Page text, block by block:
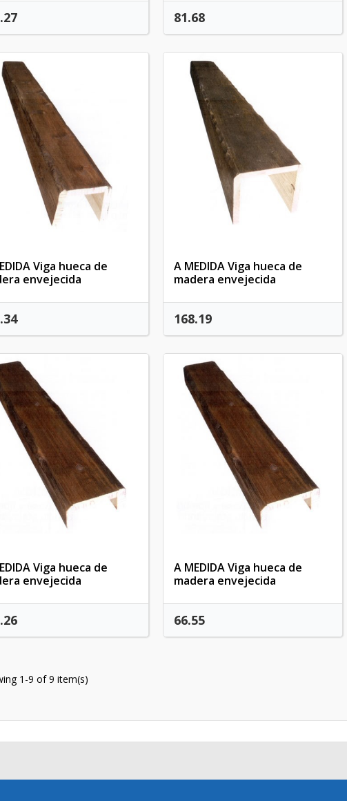
81.68
Viga hueca de
envejecida
A MEDIDA Viga hueca de
madera envejecida
168.19
Viga hueca de
envejecida
A MEDIDA Viga hueca de
madera envejecida
66.55
1-9 of 9 item(s)
wishlists
Create new list
((modalDeleteText))
wishlist
name
Create wishlist
in
need to be logged in to save products in your wishlist.
Cancel Sign in